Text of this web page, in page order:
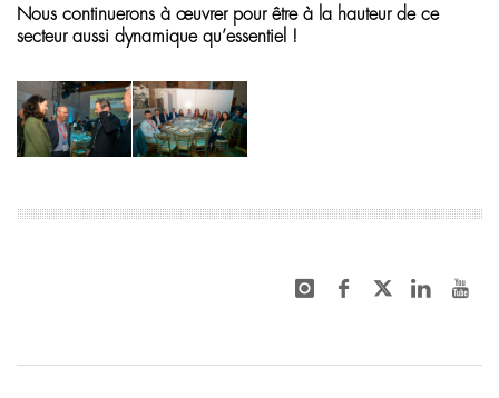
Nous continuerons à œuvrer pour être à la hauteur de ce
secteur aussi dynamique qu’essentiel !